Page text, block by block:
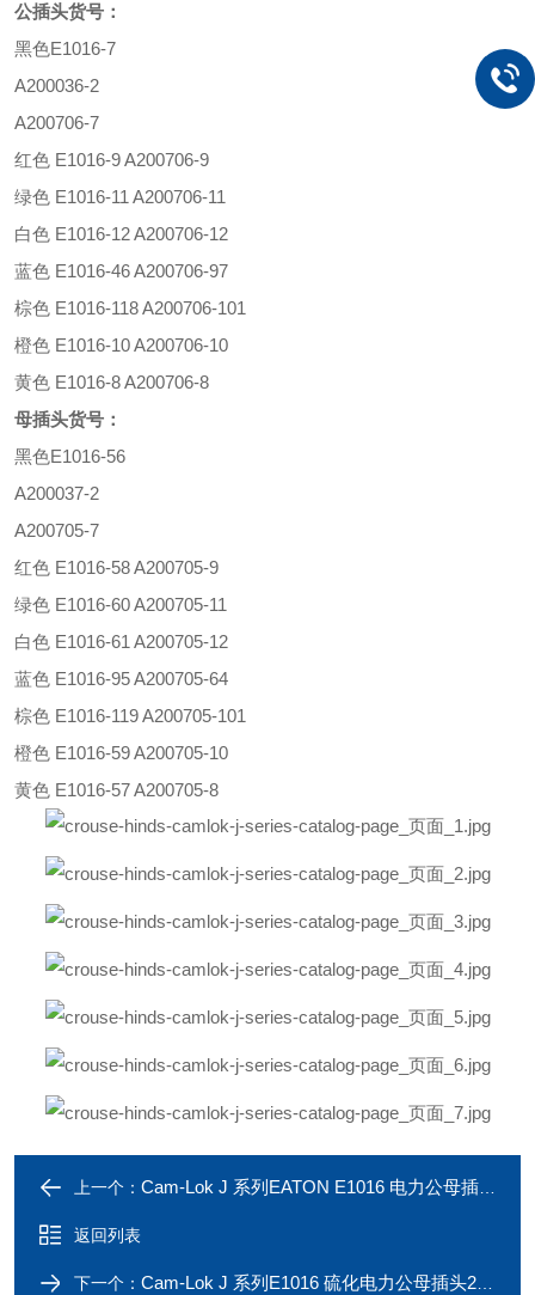
公插头货号：
黑色E1016-7
A200036-2
A200706-7
红色 E1016-9 A200706-9
绿色 E1016-11 A200706-11
白色 E1016-12 A200706-12
蓝色 E1016-46 A200706-97
棕色 E1016-118 A200706-101
橙色 E1016-10 A200706-10
黄色 E1016-8 A200706-8
母插头货号：
黑色E1016-56
A200037-2
A200705-7
红色 E1016-58 A200705-9
绿色 E1016-60 A200705-11
白色 E1016-61 A200705-12
蓝色 E1016-95 A200705-64
棕色 E1016-119 A200705-101
橙色 E1016-59 A200705-10
黄色 E1016-57 A200705-8
上一个： Cam-Lok J 系列EATON E1016 电力公母插头315A
返回列表
下一个： Cam-Lok J 系列E1016 硫化电力公母插头235A